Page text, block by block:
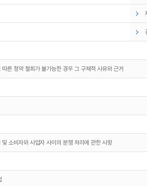
른 청약 철회가 불가능한 경우 그 구체적 사유와 근거
소비자와 사업자 사이의 분쟁 처리에 관한 사항